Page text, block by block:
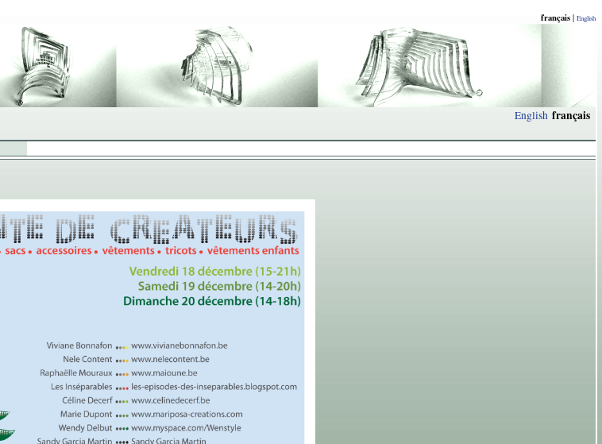
français | English
English français